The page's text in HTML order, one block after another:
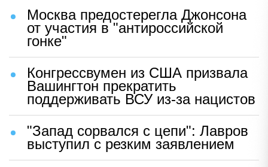
Москва предостерегла Джонсона
от участия в "антироссийской
гонке"
Конгрессвумен из США призвала
Вашингтон прекратить
поддерживать ВСУ из-за нацистов
"Запад сорвался с цепи": Лавров
выступил с резким заявлением